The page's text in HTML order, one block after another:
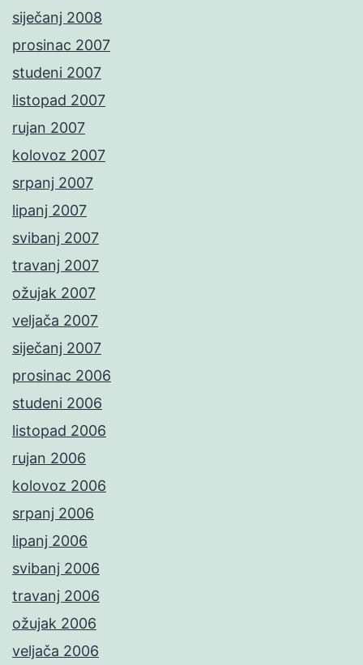
siječanj 2008
prosinac 2007
studeni 2007
listopad 2007
rujan 2007
kolovoz 2007
srpanj 2007
lipanj 2007
svibanj 2007
travanj 2007
ožujak 2007
veljača 2007
siječanj 2007
prosinac 2006
studeni 2006
listopad 2006
rujan 2006
kolovoz 2006
srpanj 2006
lipanj 2006
svibanj 2006
travanj 2006
ožujak 2006
veljača 2006